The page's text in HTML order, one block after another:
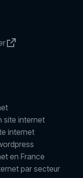
site internet
internet
en France
par secteur